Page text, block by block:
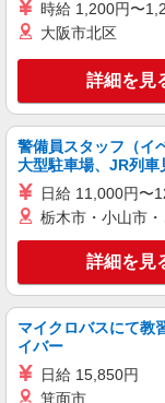
液
・
費
囲
キープ
派遣社員
株式会社グロップ 長
建
通
通
例
囲
時給 1,200円〜
大阪市北区
詳細を見
警備員スタッフ（イ
大型駐車場、JR列車
日給 11,000円〜
栃木市・小山市
詳細を見
マイクロバスにて教
イバー
日給 15,850円
箕面市